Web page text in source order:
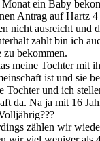
ein Baby
Antrag auf Hartz
nicht ausreicht und
zahlt bin ich
zu bekommen.
meine Tochter mit
ist und sie
Tochter und ich
da. Na ja mit 16
zählen wir